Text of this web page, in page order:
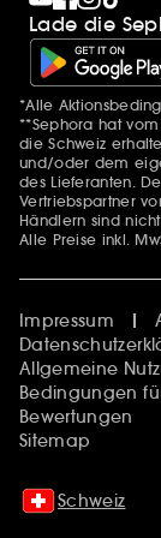
Lade die
Zusätzlich
*Alle
**Sephora hat
die Schweiz
und/oder dem
des Lieferanten.
Vertriebspartner
Händlern sind
Alle Preise inkl.
Impressum
Allgemeine
Bedingungen
Bewertungen
Sitemap
Schweiz